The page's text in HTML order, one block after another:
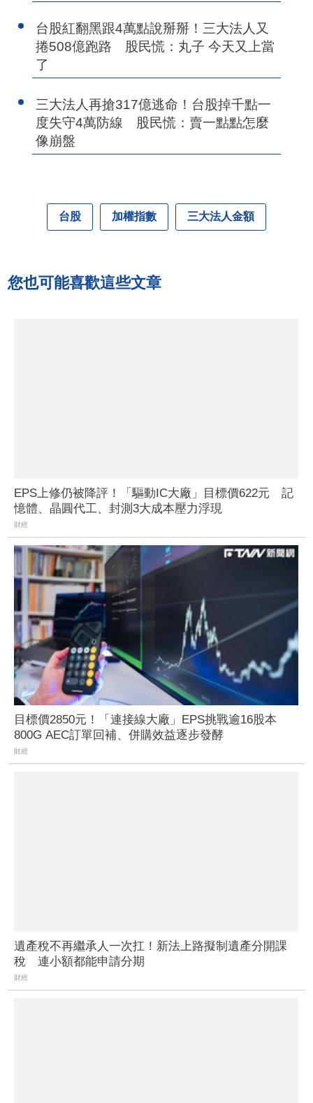
台股紅翻黑跟4萬點說掰掰！三大法人又
捲508億跑路 股民慌：丸子 今天又上當
了
三大法人再搶317億逃命！台股掉千點一
度失守4萬防線 股民慌：賣一點點怎麼
像崩盤
台股 加權指數 三大法人金額
您也可能喜歡這些文章
EPS上修仍被降評！「驅動IC大廠」目標價622元 記
憶體、晶圓代工、封測3大成本壓力浮現
財經
目標價2850元！「連接線大廠」EPS挑戰逾16股本
800G AEC訂單回補、併購效益逐步發酵
財經
遺產稅不再繼承人一次扛！新法上路擬制遺產分開課
稅 連小額都能申請分期
財經